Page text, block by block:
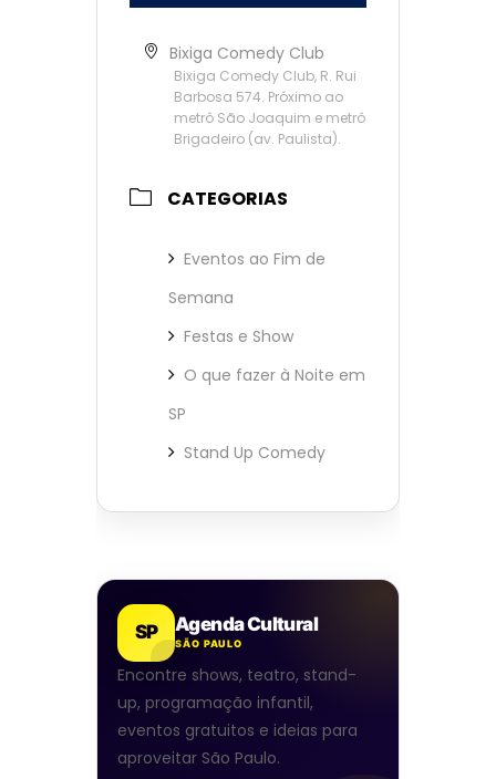
Bixiga Comedy Club
Bixiga Comedy Club, R. Rui
Barbosa 574. Próximo ao
metrô São Joaquim e metrô
Brigadeiro (av. Paulista).
CATEGORIAS
Eventos ao Fim de
Semana
Festas e Show
O que fazer à Noite em
SP
Stand Up Comedy
SP Agenda Cultural
SÃO PAULO
Encontre shows, teatro, stand-
up, programação infantil,
eventos gratuitos e ideias para
aproveitar São Paulo.